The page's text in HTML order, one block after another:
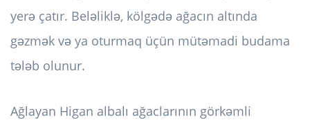
yerə çatır. Beləliklə, kölgədə ağacın altında
gəzmək və ya oturmaq üçün mütəmadi budama
tələb olunur.
Ağlayan Higan albalı ağaclarının görkəmli